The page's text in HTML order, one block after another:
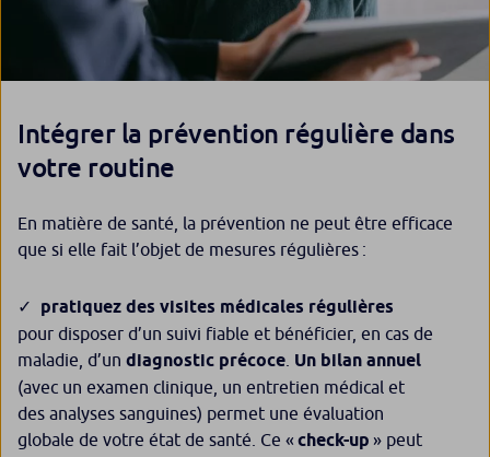
Intégrer la prévention régulière dans
votre routine
En matière de santé, la prévention ne peut être efficace
que si elle fait l’objet de mesures régulières :
pratiquez des visites médicales régulières
pour disposer d’un suivi fiable et bénéficier, en cas de
maladie, d’un diagnostic précoce Un bilan annuel
(avec un examen clinique, un entretien médical et
des analyses sanguines) permet une évaluation
globale de votre état de santé. Ce « check-up » peut